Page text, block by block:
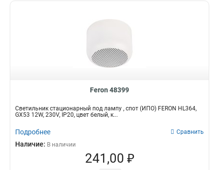
Feron 48399
Светильник стационарный под лампу , спот (ИПО) FERON HL364,
GX53 12W, 230V, IP20, цвет белый, к...
Подробнее Сравнить
Наличие: В наличии
241,00 ₽